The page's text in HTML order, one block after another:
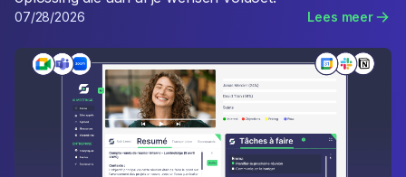
07/28/2026 Lees meer